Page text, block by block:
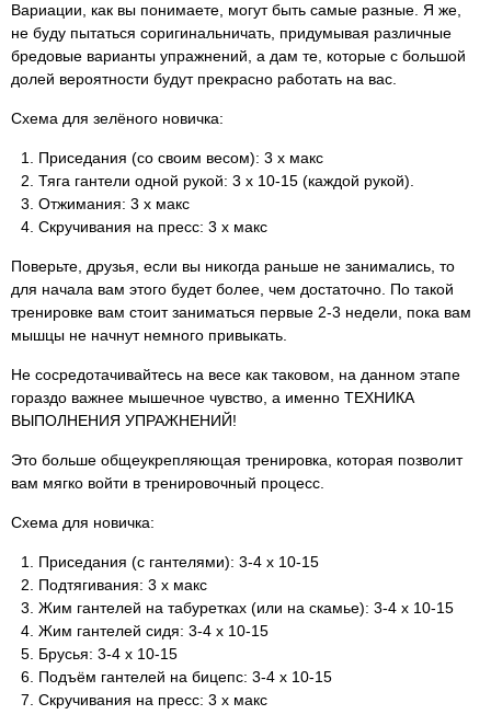
Вариации, как вы понимаете, могут быть самые разные. Я же,
не буду пытаться соригинальничать, придумывая различные
бредовые варианты упражнений, а дам те, которые с большой
долей вероятности будут прекрасно работать на вас.
Схема для зелёного новичка:
Приседания (со своим весом): 3 х макс
Тяга гантели одной рукой: 3 х 10-15 (каждой рукой).
Отжимания: 3 х макс
Скручивания на пресс: 3 х макс
Поверьте, друзья, если вы никогда раньше не занимались, то
для начала вам этого будет более, чем достаточно. По такой
тренировке вам стоит заниматься первые 2-3 недели, пока вам
мышцы не начнут немного привыкать.
Не сосредотачивайтесь на весе как таковом, на данном этапе
гораздо важнее мышечное чувство, а именно ТЕХНИКА
ВЫПОЛНЕНИЯ УПРАЖНЕНИЙ!
Это больше общеукрепляющая тренировка, которая позволит
вам мягко войти в тренировочный процесс.
Схема для новичка:
Приседания (с гантелями): 3-4 х 10-15
Подтягивания: 3 х макс
Жим гантелей на табуретках (или на скамье): 3-4 х 10-15
Жим гантелей сидя: 3-4 х 10-15
Брусья: 3-4 х 10-15
Подъём гантелей на бицепс: 3-4 х 10-15
Скручивания на пресс: 3 х макс